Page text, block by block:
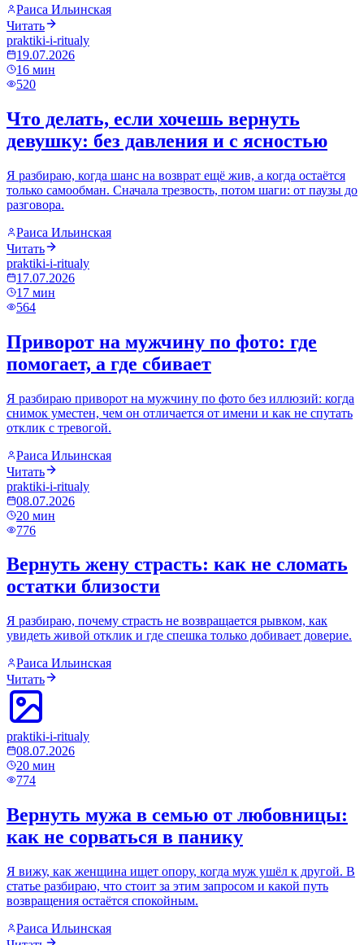
Раиса Ильинская
Читать
praktiki-i-ritualy
19.07.2026
16 мин
520
Что делать, если хочешь вернуть
девушку: без давления и с ясностью
Я разбираю, когда шанс на возврат ещё жив, а когда остаётся
только самообман. Сначала трезвость, потом шаги: от паузы до
разговора.
Раиса Ильинская
Читать
praktiki-i-ritualy
17.07.2026
17 мин
564
Приворот на мужчину по фото: где
помогает, а где сбивает
Я разбираю приворот на мужчину по фото без иллюзий: когда
снимок уместен, чем он отличается от имени и как не спутать
отклик с тревогой.
Раиса Ильинская
Читать
praktiki-i-ritualy
08.07.2026
20 мин
776
Вернуть жену страсть: как не сломать
остатки близости
Я разбираю, почему страсть не возвращается рывком, как
увидеть живой отклик и где спешка только добивает доверие.
Раиса Ильинская
Читать
praktiki-i-ritualy
08.07.2026
20 мин
774
Вернуть мужа в семью от любовницы:
как не сорваться в панику
Я вижу, как женщина ищет опору, когда муж ушёл к другой. В
статье разбираю, что стоит за этим запросом и какой путь
возвращения остаётся спокойным.
Раиса Ильинская